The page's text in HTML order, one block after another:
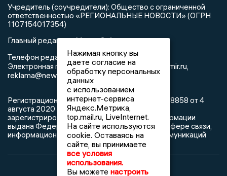
Учредитель (соучредители): Общество с ограниченной
ответственностью «РЕГИОНАЛЬНЫЕ НОВОСТИ» (ОГРН
1107154017354)
Главный редактор: Мазов С. А.
Телефон редакции:8 (4922) 666916
Электронная почта редакции:info@newsvladimir.ru
reklama@newsvladimir.ru
Регистрационный номер: серия Эл № ФС77-78858 от 4
августа 2020 г. согласно выписке из реестра
зарегистрированных средств массовой информации
выдана Федеральной службой по надзору в сфере связи,
информационных технологий и массовых коммуникаций
Нажимая кнопку вы
даете согласие на
обработку персональных
данных
с использованием
интернет-сервиса
Яндекс.Метрика,
top.mail.ru, LiveInternet.
На сайте используются
cookie. Оставаясь на
сайте, вы принимаете
все условия
использования.
Вы можете настроить